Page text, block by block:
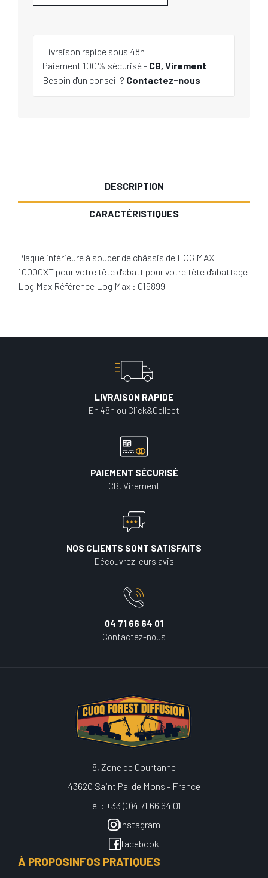
Livraison rapide sous 48h
Paiement 100% sécurisé - CB, Virement
Besoin d'un conseil ? Contactez-nous
DESCRIPTION
CARACTÉRISTIQUES
Plaque inférieure à souder de châssis de LOG MAX
10000XT pour votre tête d'abatt pour votre tête d'abattage
Log Max Référence Log Max : 015899
LIVRAISON RAPIDE
En 48h ou Click&Collect
PAIEMENT SÉCURISÉ
CB, Virement
NOS CLIENTS SONT SATISFAITS
Découvrez leurs avis
04 71 66 64 01
Contactez-nous
8, Zone de Courtanne
43620 Saint Pal de Mons - France
Tel : +33 (0)4 71 66 64 01
instagram
facebook
À PROPOSINFOS PRATIQUES